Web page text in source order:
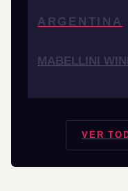
ARGENTINA
MABELLINI
VER